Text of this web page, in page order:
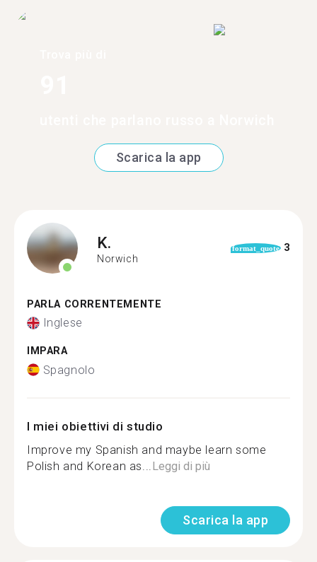
Scarica la app
K.
Norwich
format_quote 3
PARLA CORRENTEMENTE
Inglese
IMPARA
Spagnolo
I miei obiettivi di studio
Improve my Spanish and maybe learn some
Polish and Korean as... Leggi di più
Scarica la app